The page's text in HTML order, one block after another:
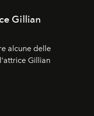
Gillian
alcune delle
Gillian